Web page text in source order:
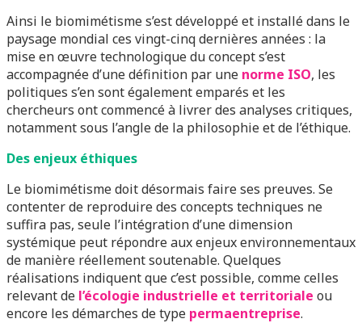
Ainsi le biomimétisme s’est développé et installé dans le
paysage mondial ces vingt-cinq dernières années : la
mise en œuvre technologique du concept s’est
accompagnée d’une définition par une norme ISO, les
politiques s’en sont également emparés et les
chercheurs ont commencé à livrer des analyses critiques,
notamment sous l’angle de la philosophie et de l’éthique.
Des enjeux éthiques
Le biomimétisme doit désormais faire ses preuves. Se
contenter de reproduire des concepts techniques ne
suffira pas, seule l’intégration d’une dimension
systémique peut répondre aux enjeux environnementaux
de manière réellement soutenable. Quelques
réalisations indiquent que c’est possible, comme celles
relevant de l’écologie industrielle et territoriale ou
encore les démarches de type permaentreprise.